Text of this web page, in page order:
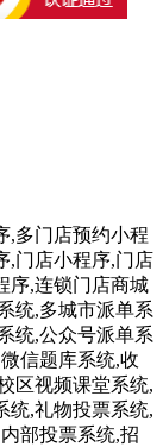
,多门店预约小程
,门店小程序,门店
序,连锁门店商城
统,多城市派单系
统,公众号派单系
信题库系统,收
区视频课堂系统,
统,礼物投票系统,
部投票系统,招